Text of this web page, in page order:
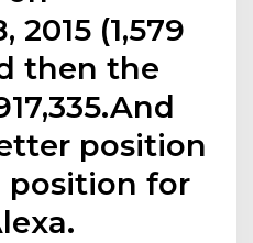
2015 (1,579
then the
position
position for